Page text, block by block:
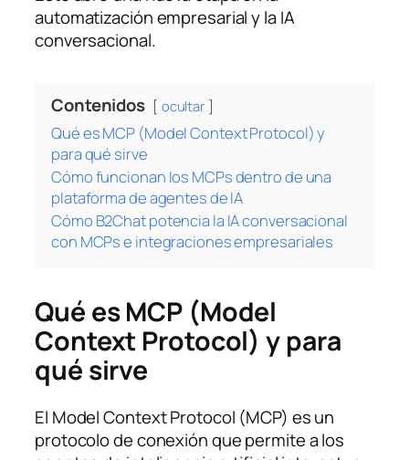
automatización empresarial y la IA
conversacional.
Contenidos ocultar
Qué es MCP (Model Context Protocol) y
para qué sirve
Cómo funcionan los MCPs dentro de una
plataforma de agentes de IA
Cómo B2Chat potencia la IA conversacional
con MCPs e integraciones empresariales
Qué es MCP (Model
Context Protocol) y para
qué sirve
El Model Context Protocol (MCP) es un
protocolo de conexión que permite a los